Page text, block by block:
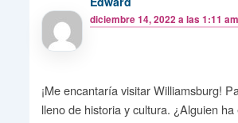
diciembre 14, 2022 a las 1:11 am
¡Me encantaría visitar Williamsburg!
lleno de historia y cultura. ¿Alguien